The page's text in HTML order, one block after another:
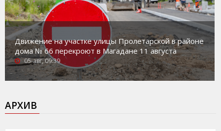
Движение на участке улицы Пролетарской в районе
дома № 66 перекроют в Магадане 11 августа
05-авг, 09:39
АРХИВ